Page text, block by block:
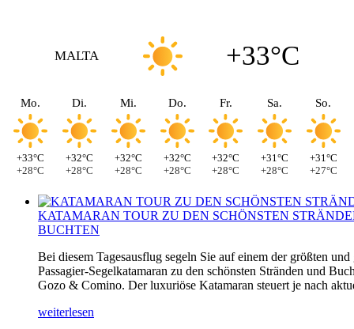
MALTA +33°C
Mo.
+33°C
+28°C
Di.
+32°C
+28°C
Mi.
+32°C
+28°C
Do.
+32°C
+28°C
Fr.
+32°C
+28°C
Sa.
+31°C
+28°C
So.
+31°C
+27°C
KATAMARAN TOUR ZU DEN SCHÖNSTEN
BUCHTEN
Bei diesem Tagesausflug segeln Sie auf einem der größten und
Passagier-Segelkatamaran zu den schönsten Stränden und
Gozo & Comino. Der luxuriöse Katamaran steuert je nach
weiterlesen